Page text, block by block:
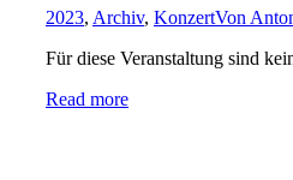
2023, Archiv, KonzertVon
Für diese Veranstaltung sind
Read more